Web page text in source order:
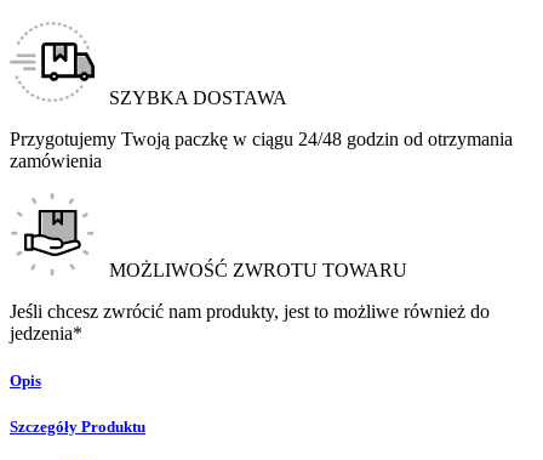
SZYBKA DOSTAWA
Przygotujemy Twoją paczkę w ciągu 24/48 godzin od otrzymania
zamówienia
MOŻLIWOŚĆ ZWROTU TOWARU
Jeśli chcesz zwrócić nam produkty, jest to możliwe również do
jedzenia*
Opis
Szczegóły Produktu